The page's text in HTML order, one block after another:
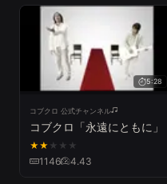
5:28
コブクロ 公式チャンネル
コブクロ「永遠にともに」
★★ ★ ★ ★
1146 4.43